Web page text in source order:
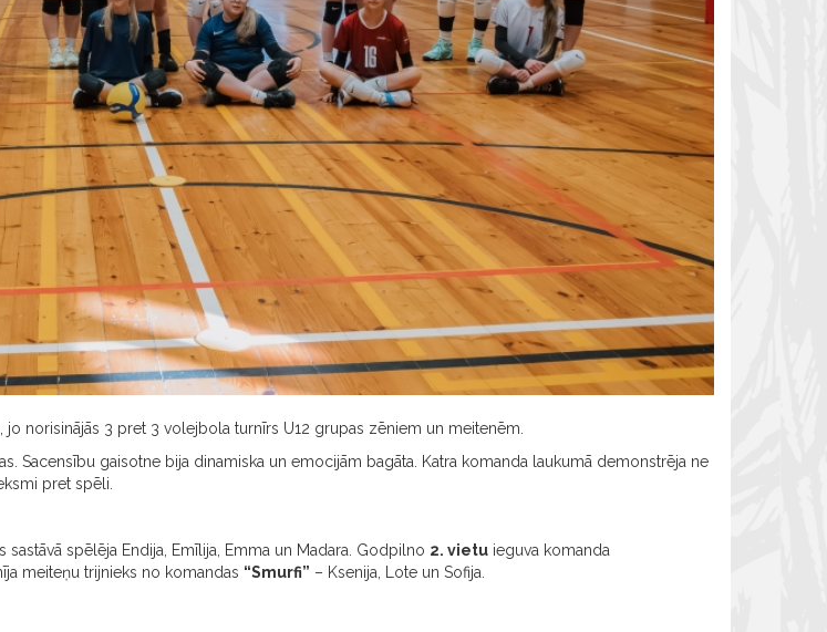
jo norisinājās 3 pret 3 volejbola turnīrs U12 grupas zēniem un meitenēm.
Sacensību gaisotne bija dinamiska un emocijām bagāta. Katra komanda laukumā demonstrēja ne
pret spēli.
sastāvā spēlēja Endija, Emīlija, Emma un Madara. Godpilno 2. vietu ieguva komanda
meiteņu trijnieks no komandas “Smurfi” – Ksenija, Lote un Sofija.